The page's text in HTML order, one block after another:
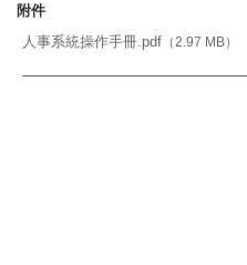
附件
人事系統操作手冊.pdf （2.97 MB）